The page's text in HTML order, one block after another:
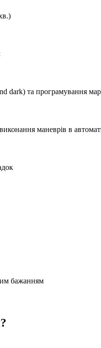
dark) та програмування
маневрів в
бажанням